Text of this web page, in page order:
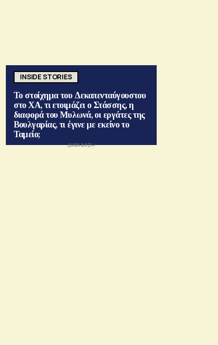
INSIDE STORIES
Το στοίχημα του Δεκαπενταύγουστου
στο ΧΑ, τι ετοιμάζει ο Στάσσης, η
διαφορά του Μυλωνά, οι εργάτες της
Βουλγαρίας, τι έγινε με εκείνο το
Ταμείο;